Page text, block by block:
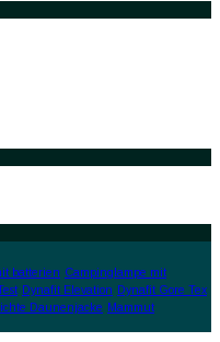
batterien Campinglampe mit
Dynafit Elevation Dynafit Gore Tex
Daunenjacke Mammut